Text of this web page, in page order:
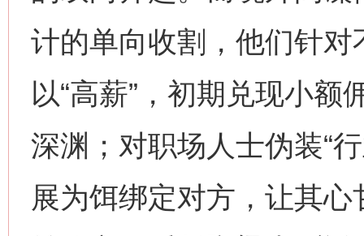
计的单向收割，他们针
以“高薪”，初期兑现小
深渊；对职场人士伪装“
展为饵绑定对方，让其